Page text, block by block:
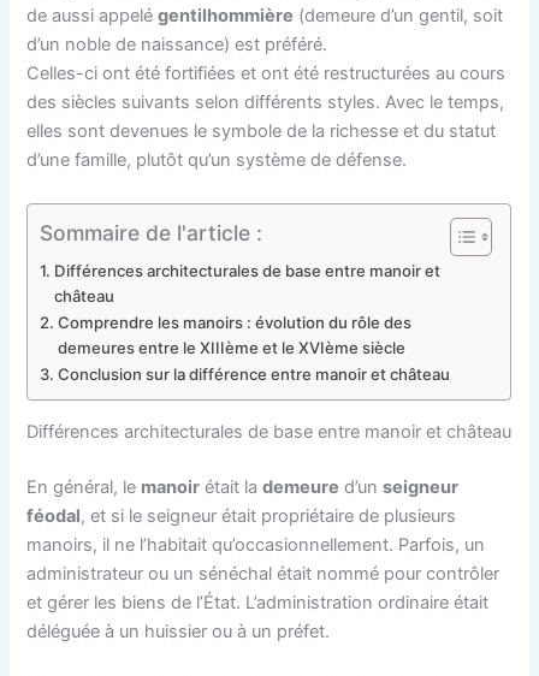
de aussi appelégentilhommière (demeure d’un gentil, soit
d’un noble de naissance) est préféré.
Celles-ci ont été fortifiées et ont été restructurées au cours
des siècles suivants selon différents styles. Avec le temps,
elles sont devenues le symbole de la richesse et du statut
d’une famille, plutôt qu’un système de défense.
Sommaire de l'article :
Différences architecturales de base entre manoir et
château
Comprendre les manoirs : évolution du rôle des
demeures entre le XIIIème et le XVIème siècle
Conclusion sur la différence entre manoir et château
Différences architecturales de base entre manoir et château
En général, le manoir était lademeure d’unseigneur
féodal, et si le seigneur était propriétaire de plusieurs
manoirs, il ne l’habitait qu’occasionnellement. Parfois, un
administrateur ou un sénéchal était nommé pour contrôler
et gérer les biens de l’État. L’administration ordinaire était
déléguée à un huissier ou à un préfet.